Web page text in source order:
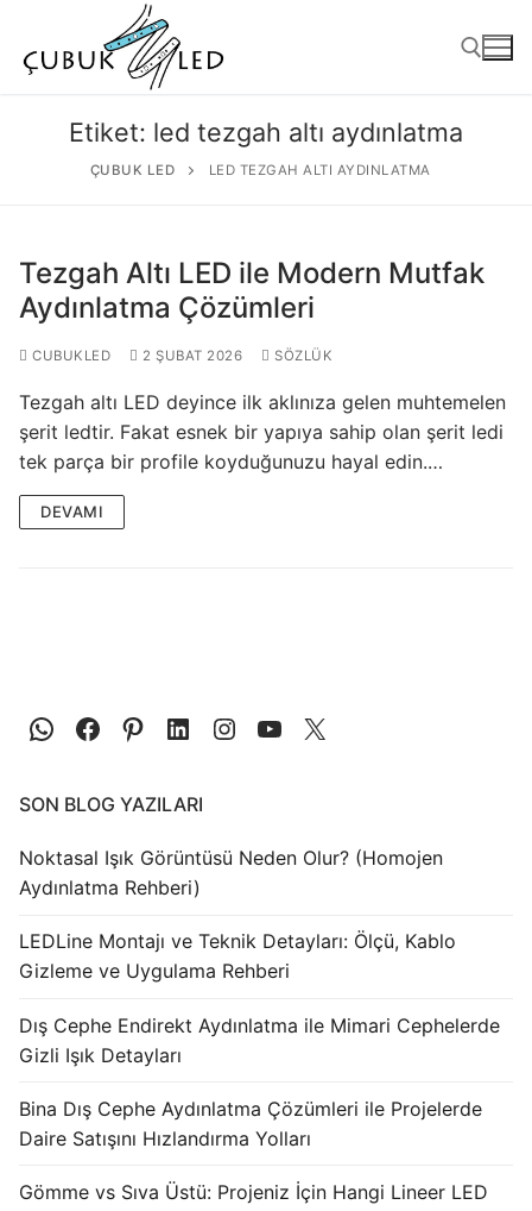
ÜRÜNLER
LED Modüller
Sabit Gerilim Şerit LED
Sabit Gerilim Çubuk LED
Sabit Akım Çubuk LED
LED Profilleri
Işık Kontrol Sistemleri
Etiket: led tezgah altı aydınlatma
ÇUBUK LED LED TEZGAH ALTI AYDINLATMA
Tezgah Altı LED ile Modern Mutfak
Aydınlatma Çözümleri
CUBUKLED 2 ŞUBAT 2026 SÖZLÜK
Tezgah altı LED deyince ilk aklınıza gelen muhtemelen
şerit ledtir. Fakat esnek bir yapıya sahip olan şerit ledi
tek parça bir profile koyduğunuzu hayal edin.…
DEVAMI
SON BLOG YAZILARI
Noktasal Işık Görüntüsü Neden Olur? (Homojen
Aydınlatma Rehberi)
LEDLine Montajı ve Teknik Detayları: Ölçü, Kablo
Gizleme ve Uygulama Rehberi
Dış Cephe Endirekt Aydınlatma ile Mimari Cephelerde
Gizli Işık Detayları
Bina Dış Cephe Aydınlatma Çözümleri ile Projelerde
Daire Satışını Hızlandırma Yolları
Gömme vs Sıva Üstü: Projeniz İçin Hangi Lineer LED